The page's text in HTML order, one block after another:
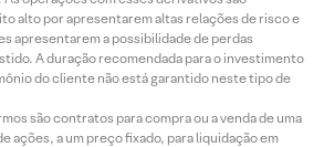
alto por apresentarem altas relações de risco e
apresentarem a possibilidade de perdas
A duração recomendada para o investimento
do cliente não está garantido neste tipo de
são contratos para compra ou a venda de uma
ações, a um preço fixado, para liquidação em